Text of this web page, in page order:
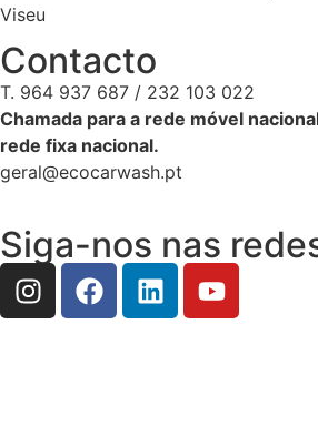
Viseu
Contacto
T. 964 937 687 / 232 103 022
Chamada para a rede móvel
rede fixa nacional.
geral@ecocarwash.pt
Siga-nos nas